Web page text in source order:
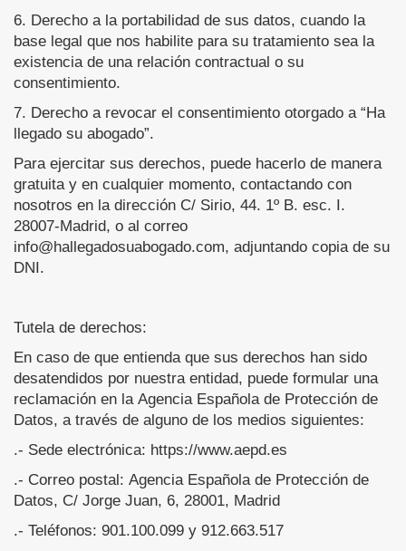
6. Derecho a la portabilidad de sus datos, cuando la
base legal que nos habilite para su tratamiento sea la
existencia de una relación contractual o su
consentimiento.
7. Derecho a revocar el consentimiento otorgado a “Ha
llegado su abogado”.
Para ejercitar sus derechos, puede hacerlo de manera
gratuita y en cualquier momento, contactando con
nosotros en la dirección C/ Sirio, 44. 1º B. esc. I.
28007-Madrid, o al correo
info@hallegadosuabogado.com, adjuntando copia de su
DNI.
Tutela de derechos:
En caso de que entienda que sus derechos han sido
desatendidos por nuestra entidad, puede formular una
reclamación en la Agencia Española de Protección de
Datos, a través de alguno de los medios siguientes:
.- Sede electrónica: https://www.aepd.es
.- Correo postal: Agencia Española de Protección de
Datos, C/ Jorge Juan, 6, 28001, Madrid
.- Teléfonos: 901.100.099 y 912.663.517